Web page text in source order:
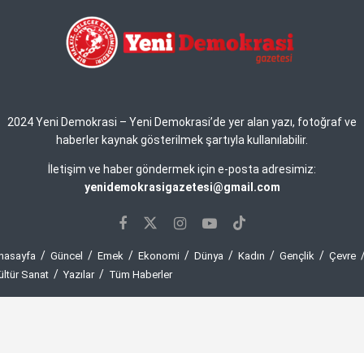
2024 Yeni Demokrasi – Yeni Demokrasi’de yer alan yazı, fotoğraf ve
haberler kaynak gösterilmek şartıyla kullanılabilir.
İletişim ve haber göndermek için e-posta adresimiz:
yenidemokrasigazetesi@gmail.com
Güncel Emek Ekonomi Dünya Kadın Gençlik
Çevre
Sanat
Yazılar Tüm Haberler